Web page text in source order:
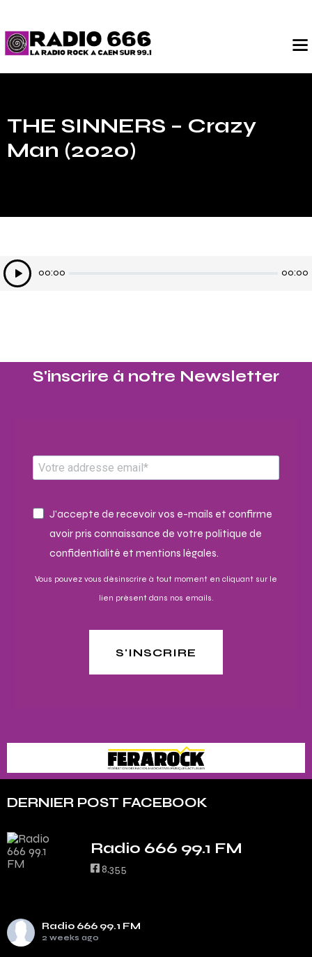
THE SINNERS – Crazy
Man (2020)
Lecteur
audio
00:00 00:00
S'inscrire à notre Newsletter​
J'accepte de recevoir vos e-mails et confirme
avoir pris connaissance de votre politique de
confidentialité et mentions légales.
Vous pouvez vous désinscrire à tout moment en cliquant sur le
lien présent dans nos emails.
S'INSCRIRE
DERNIER POST FACEBOOK
Radio 666 99.1 FM
8,355
Radio 666 99.1 FM
2 weeks ago